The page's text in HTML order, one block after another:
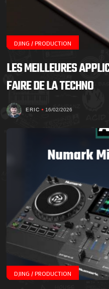
DJING / PRODUCTION
LES MEILLEURES
FAIRE DE LA TECHNO
ERIC 16/02/2026
DJING / PRODUCTION